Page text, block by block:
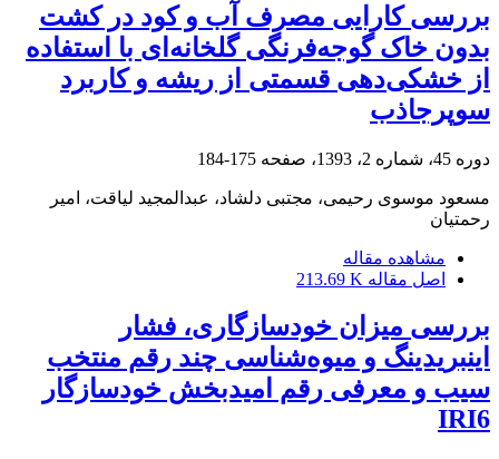
بررسی کارایی مصرف آب و کود در کشت
بدون خاک گوجه‌‏‌فرنگی گلخانه‏‌ای با استفاده
از خشکی‏‌دهی قسمتی از ریشه و کاربرد
سوپرجاذب
دوره 45، شماره 2، 1393، صفحه 175-184
مسعود موسوی رحیمی، مجتبی دلشاد، عبدالمجید لیاقت، امیر
رحمتیان
مشاهده مقاله
اصل مقاله 213.69 K
بررسی میزان خودسازگاری، فشار
اینبریدینگ و میوه‌شناسی چند رقم منتخب
سیب و معرفی رقم امیدبخش خودسازگار
IRI6